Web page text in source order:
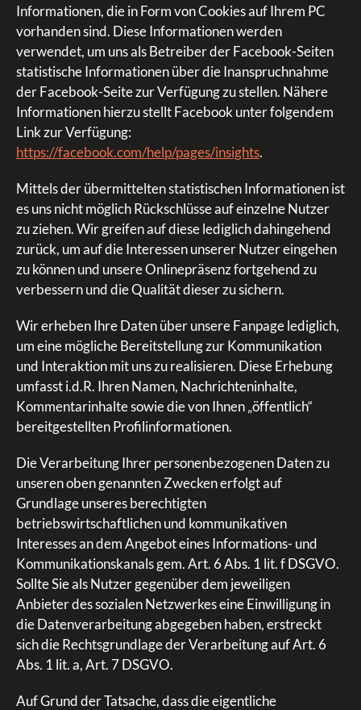
Informationen, die in Form von Cookies auf Ihrem PC
vorhanden sind. Diese Informationen werden
verwendet, um uns als Betreiber der Facebook-Seiten
statistische Informationen über die Inanspruchnahme
der Facebook-Seite zur Verfügung zu stellen. Nähere
Informationen hierzu stellt Facebook unter folgendem
Link zur Verfügung:
https://facebook.com/help/pages/insights.
Mittels der übermittelten statistischen Informationen ist
es uns nicht möglich Rückschlüsse auf einzelne Nutzer
zu ziehen. Wir greifen auf diese lediglich dahingehend
zurück, um auf die Interessen unserer Nutzer eingehen
zu können und unsere Onlinepräsenz fortgehend zu
verbessern und die Qualität dieser zu sichern.
Wir erheben Ihre Daten über unsere Fanpage lediglich,
um eine mögliche Bereitstellung zur Kommunikation
und Interaktion mit uns zu realisieren. Diese Erhebung
umfasst i.d.R. Ihren Namen, Nachrichteninhalte,
Kommentarinhalte sowie die von Ihnen „öffentlich“
bereitgestellten Profilinformationen.
Die Verarbeitung Ihrer personenbezogenen Daten zu
unseren oben genannten Zwecken erfolgt auf
Grundlage unseres berechtigten
betriebswirtschaftlichen und kommunikativen
Interesses an dem Angebot eines Informations- und
Kommunikationskanals gem. Art. 6 Abs. 1 lit. f DSGVO.
Sollte Sie als Nutzer gegenüber dem jeweiligen
Anbieter des sozialen Netzwerkes eine Einwilligung in
die Datenverarbeitung abgegeben haben, erstreckt
sich die Rechtsgrundlage der Verarbeitung auf Art. 6
Abs. 1 lit. a, Art. 7 DSGVO.
Auf Grund der Tatsache, dass die eigentliche